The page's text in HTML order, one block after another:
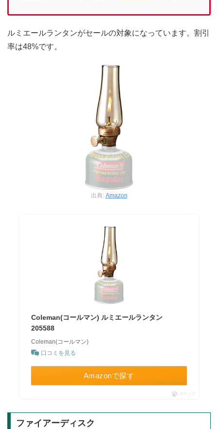
ルミエールランタンがセールの対象になっています。割引
率は48%です。
出典: Amazon
Coleman(コールマン) ルミエールランタン
205588
Coleman(コールマン)
口コミを見る
Amazonで探す
ポチップ
ファイアーディスク